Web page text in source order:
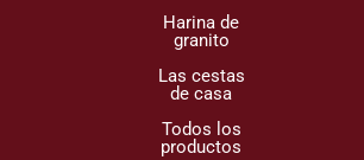
Harina de
granito
Las cestas
de casa
Todos los
productos